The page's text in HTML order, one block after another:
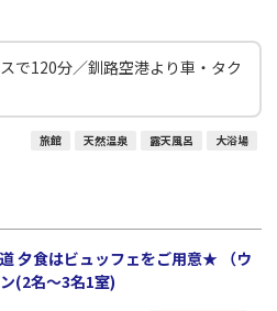
で120分／釧路空港より車・タク
旅館 天然温泉 露天風呂 大浴場
夕食はビュッフェをご用意★ （ウ
(2名～3名1室)